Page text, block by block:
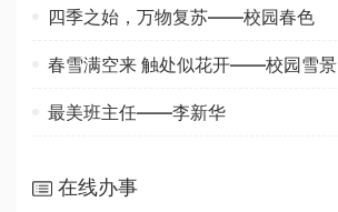
四季之始，万物复苏——校园春色
春雪满空来 触处似花开——校园雪景
最美班主任——李新华
在线办事